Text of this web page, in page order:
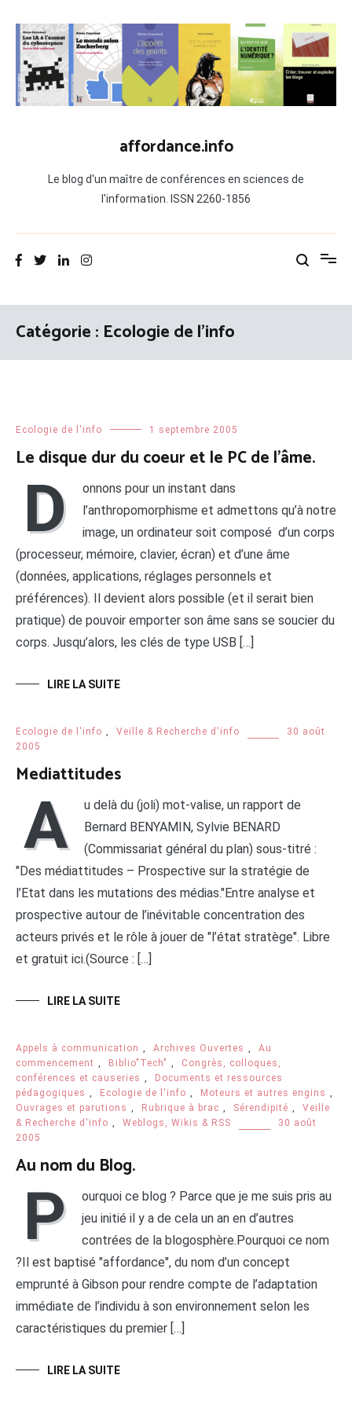
contenu
affordance.info
Le blog d'un maître de conférences en sciences de
l'information. ISSN 2260-1856
Catégorie : Ecologie de l’info
Ecologie de l'info 1 septembre 2005
Le disque dur du coeur et le PC de l’âme.
D
onnons pour un instant dans
l’anthropomorphisme et admettons qu’à notre
image, un ordinateur soit composé d’un corps
(processeur, mémoire, clavier, écran) et d’une âme
(données, applications, réglages personnels et
préférences). Il devient alors possible (et il serait bien
pratique) de pouvoir emporter son âme sans se soucier du
corps. Jusqu’alors, les clés de type USB […]
LIRE LA SUITE
Ecologie de l'info Veille & Recherche d'info
30 août
2005
Mediattitudes
A
u delà du (joli) mot-valise, un rapport de
Bernard BENYAMIN, Sylvie BENARD
(Commissariat général du plan) sous-titré :
"Des médiattitudes – Prospective sur la stratégie de
l’Etat dans les mutations des médias."Entre analyse et
prospective autour de l’inévitable concentration des
acteurs privés et le rôle à jouer de "l’état stratège". Libre
et gratuit ici.(Source : […]
LIRE LA SUITE
Appels à communication Archives Ouvertes
Au
commencement
Biblio"Tech"
Congrès, colloques,
conférences et causeries
Documents et ressources
pédagogiques
Ecologie de l'info Moteurs et autres engins
Ouvrages et parutions
Rubrique à brac Sérendipité
Veille
& Recherche d'info
Weblogs, Wikis & RSS
30 août
2005
Au nom du Blog.
P
ourquoi ce blog ? Parce que je me suis pris au
jeu initié il y a de cela un an en d’autres
contrées de la blogosphère.Pourquoi ce nom
?Il est baptisé "affordance", du nom d’un concept
emprunté à Gibson pour rendre compte de l’adaptation
immédiate de l’individu à son environnement selon les
caractéristiques du premier […]
LIRE LA SUITE